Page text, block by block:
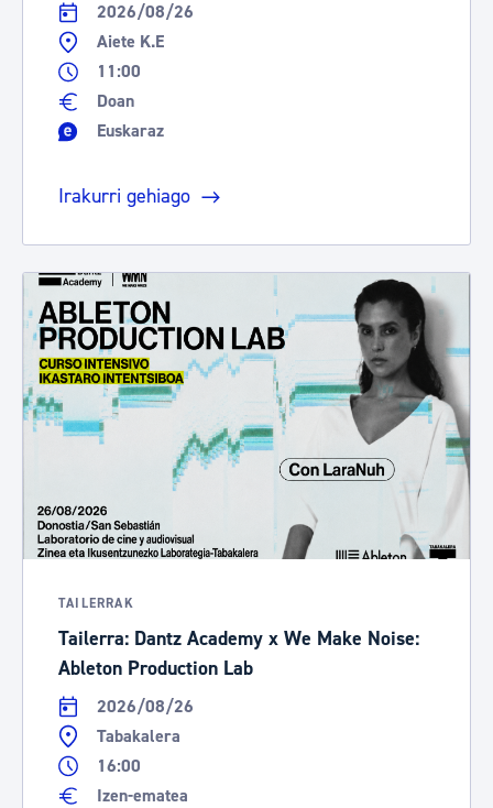
2026/08/26
Aiete K.E
11:00
Doan
Euskaraz
Irakurri gehiago
TAILERRAK
Tailerra: Dantz Academy x We Make Noise:
Ableton Production Lab
2026/08/26
Tabakalera
16:00
Izen-ematea